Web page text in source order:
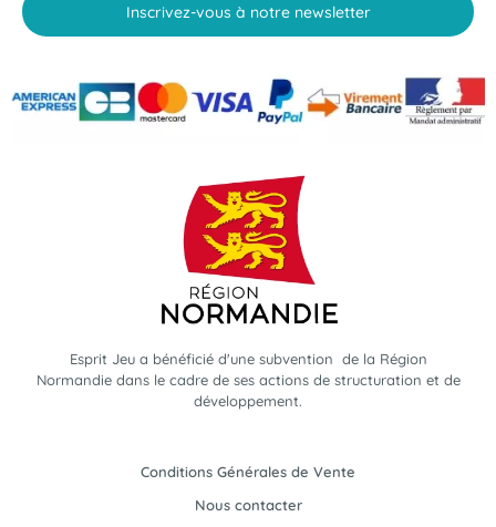
Inscrivez-vous à notre newsletter
Esprit Jeu a bénéficié d'une subvention de la Région
Normandie dans le cadre de ses actions de structuration et de
développement.
Conditions Générales de Vente
Nous contacter